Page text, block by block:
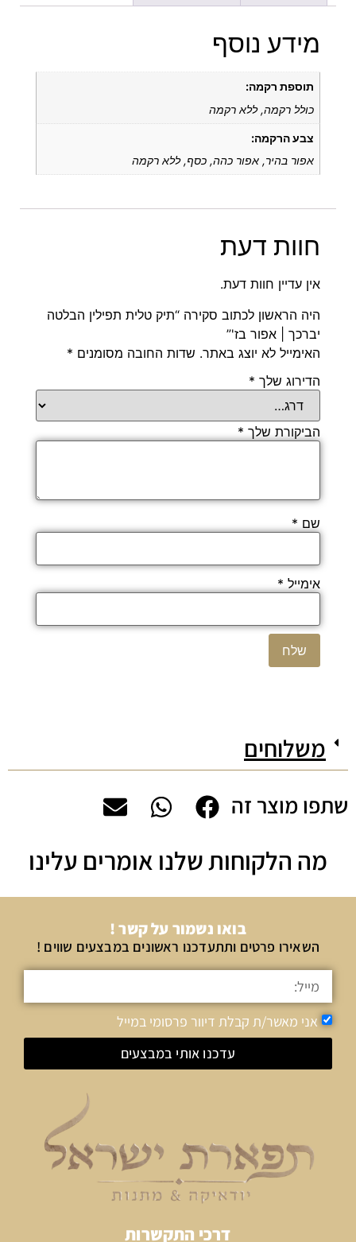
מידע נוסף
תוספת רקמה:
כולל רקמה, ללא רקמה
צבע הרקמה:
אפור בהיר, אפור כהה, כסף, ללא רקמה
חוות דעת
אין עדיין חוות דעת.
היה הראשון לכתוב סקירה “תיק טלית תפילין הבלטה
יברכך | אפור בז'”
האימייל לא יוצג באתר. שדות החובה מסומנים *
הדירוג שלך *
הביקורת שלך *
שם *
אימייל *
משלוחים
שתפו מוצר זה
מה הלקוחות שלנו אומרים עלינו
בואו נשמור על קשר !
השאירו פרטים ותתעדכנו ראשונים במבצעים שווים !
אני מאשר/ת קבלת דיוור פרסומי במייל
עדכנו אותי במבצעים
דרכי התקשרות